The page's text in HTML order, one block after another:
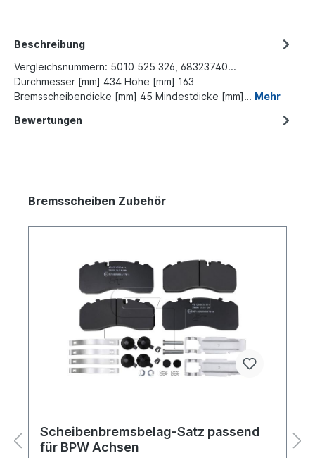
Beschreibung
Vergleichsnummern: 5010 525 326, 68323740...
Durchmesser [mm] 434 Höhe [mm] 163
Bremsscheibendicke [mm] 45 Mindestdicke [mm]… Mehr
Bewertungen
Bremsscheiben Zubehör
Scheibenbremsbelag-Satz passend
für BPW Achsen